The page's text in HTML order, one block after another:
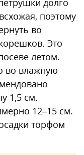
долго
поэтому
во
Это
летом.
во влажную
1,5 см.
12–15 см.
торфом